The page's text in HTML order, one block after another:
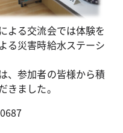
よる交流会では体験を
る災害時給水ステーシ
、参加者の皆様から積
きました。